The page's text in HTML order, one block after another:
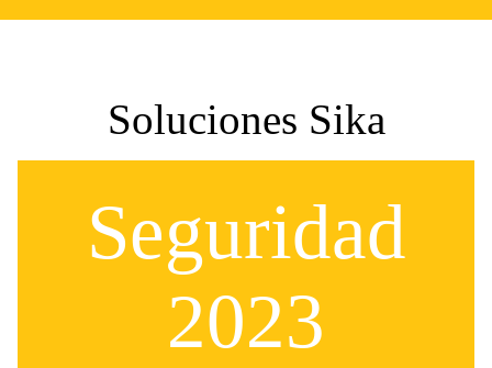
Soluciones Sika
Seguridad
2023